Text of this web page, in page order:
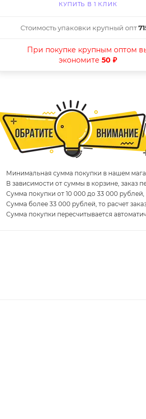
КУПИТЬ В 1 КЛИК
Стоимость упаковки крупный опт
При покупке крупным оптом
экономите50 ₽
Минимальная сумма покупки в нашем
В зависимости от суммы в корзине, заказ
Сумма покупки от 10 000 до 33 000 рублей,
Сумма более 33 000 рублей, то расчет
Сумма покупки пересчитывается